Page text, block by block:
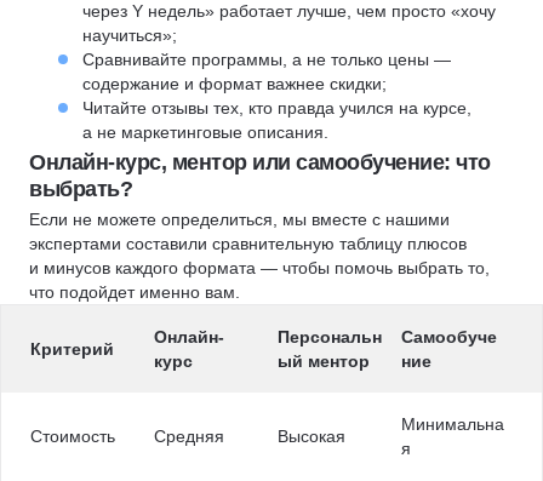
через Y недель» работает лучше, чем просто «хочу
научиться»;
Сравнивайте программы, а не только цены —
содержание и формат важнее скидки;
Читайте отзывы тех, кто правда учился на курсе,
а не маркетинговые описания.
Онлайн-курс, ментор или самообучение: что
выбрать?
Если не можете определиться, мы вместе с нашими
экспертами составили сравнительную таблицу плюсов
и минусов каждого формата — чтобы помочь выбрать то,
что подойдет именно вам.
Критерий
Онлайн-
курс
Персональн
ый ментор
Самообуче
ние
Стоимость Средняя Высокая
Минимальна
я